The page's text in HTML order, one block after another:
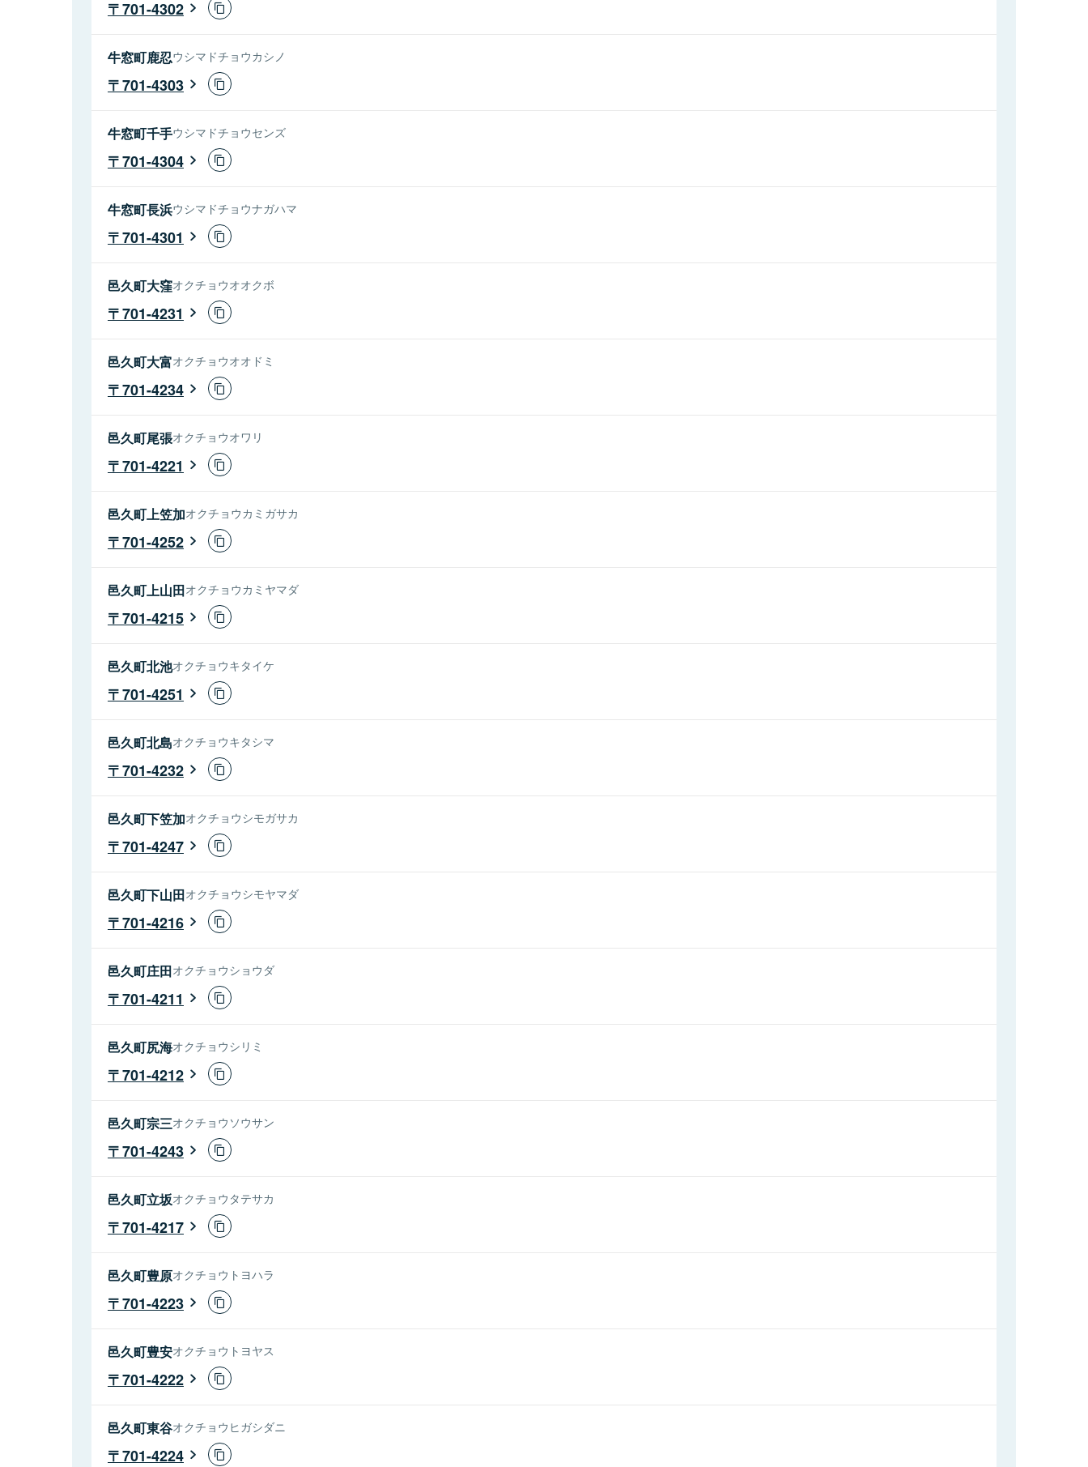
701-4302
牛窓町鹿忍ウシマドチョウカシノ
701-4303
牛窓町千手ウシマドチョウセンズ
701-4304
牛窓町長浜ウシマドチョウナガハマ
701-4301
邑久町大窪オクチョウオオクボ
701-4231
邑久町大富オクチョウオオドミ
701-4234
邑久町尾張オクチョウオワリ
701-4221
邑久町上笠加オクチョウカミガサカ
701-4252
邑久町上山田オクチョウカミヤマダ
701-4215
邑久町北池オクチョウキタイケ
701-4251
邑久町北島オクチョウキタシマ
701-4232
邑久町下笠加オクチョウシモガサカ
701-4247
邑久町下山田オクチョウシモヤマダ
701-4216
邑久町庄田オクチョウショウダ
701-4211
邑久町尻海オクチョウシリミ
701-4212
邑久町宗三オクチョウソウサン
701-4243
邑久町立坂オクチョウタテサカ
701-4217
邑久町豊原オクチョウトヨハラ
701-4223
邑久町豊安オクチョウトヨヤス
701-4222
邑久町東谷オクチョウヒガシダニ
701-4224